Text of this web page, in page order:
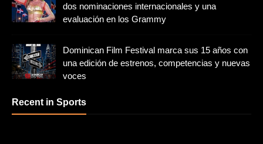
dos nominaciones internacionales y una
evaluación en los Grammy
Dominican Film Festival marca sus 15 años con
una edición de estrenos, competencias y nuevas
voces
Recent in Sports